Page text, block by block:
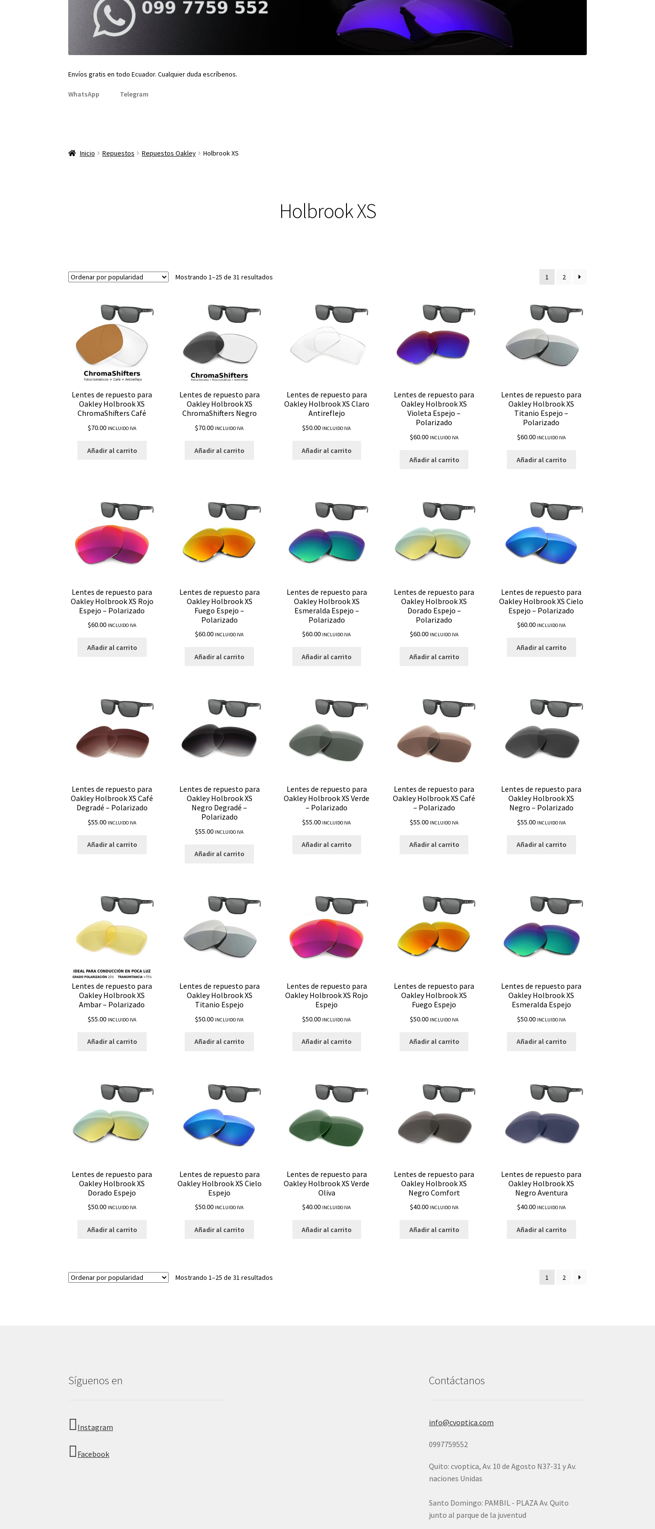
Envíos gratis en todo Ecuador. Cualquier duda escríbenos.
WhatsApp Telegram
Inicio Repuestos Repuestos Oakley Holbrook XS
Holbrook XS
Mostrando 1–25 de 31 resultados 1 2
Lentes de repuesto para
Oakley Holbrook XS
ChromaShifters Café
$70.00 INCLUIDO IVA
Añadir al carrito
Lentes de repuesto para
Oakley Holbrook XS
ChromaShifters Negro
$70.00 INCLUIDO IVA
Añadir al carrito
Lentes de repuesto para
Oakley Holbrook XS Claro
Antireflejo
$50.00 INCLUIDO IVA
Añadir al carrito
Lentes de repuesto para
Oakley Holbrook XS
Violeta Espejo –
Polarizado
$60.00 INCLUIDO IVA
Añadir al carrito
Lentes de repuesto para
Oakley Holbrook XS
Titanio Espejo –
Polarizado
$60.00 INCLUIDO IVA
Añadir al carrito
Lentes de repuesto para
Oakley Holbrook XS Rojo
Espejo – Polarizado
$60.00 INCLUIDO IVA
Añadir al carrito
Lentes de repuesto para
Oakley Holbrook XS
Fuego Espejo –
Polarizado
$60.00 INCLUIDO IVA
Añadir al carrito
Lentes de repuesto para
Oakley Holbrook XS
Esmeralda Espejo –
Polarizado
$60.00 INCLUIDO IVA
Añadir al carrito
Lentes de repuesto para
Oakley Holbrook XS
Dorado Espejo –
Polarizado
$60.00 INCLUIDO IVA
Añadir al carrito
Lentes de repuesto para
Oakley Holbrook XS Cielo
Espejo – Polarizado
$60.00 INCLUIDO IVA
Añadir al carrito
Lentes de repuesto para
Oakley Holbrook XS Café
Degradé – Polarizado
$55.00 INCLUIDO IVA
Añadir al carrito
Lentes de repuesto para
Oakley Holbrook XS
Negro Degradé –
Polarizado
$55.00 INCLUIDO IVA
Añadir al carrito
Lentes de repuesto para
Oakley Holbrook XS Verde
– Polarizado
$55.00 INCLUIDO IVA
Añadir al carrito
Lentes de repuesto para
Oakley Holbrook XS Café
– Polarizado
$55.00 INCLUIDO IVA
Añadir al carrito
Lentes de repuesto para
Oakley Holbrook XS
Negro – Polarizado
$55.00 INCLUIDO IVA
Añadir al carrito
Lentes de repuesto para
Oakley Holbrook XS
Ambar – Polarizado
$55.00 INCLUIDO IVA
Añadir al carrito
Lentes de repuesto para
Oakley Holbrook XS
Titanio Espejo
$50.00 INCLUIDO IVA
Añadir al carrito
Lentes de repuesto para
Oakley Holbrook XS Rojo
Espejo
$50.00 INCLUIDO IVA
Añadir al carrito
Lentes de repuesto para
Oakley Holbrook XS
Fuego Espejo
$50.00 INCLUIDO IVA
Añadir al carrito
Lentes de repuesto para
Oakley Holbrook XS
Esmeralda Espejo
$50.00 INCLUIDO IVA
Añadir al carrito
Lentes de repuesto para
Oakley Holbrook XS
Dorado Espejo
$50.00 INCLUIDO IVA
Añadir al carrito
Lentes de repuesto para
Oakley Holbrook XS Cielo
Espejo
$50.00 INCLUIDO IVA
Añadir al carrito
Lentes de repuesto para
Oakley Holbrook XS Verde
Oliva
$40.00 INCLUIDO IVA
Añadir al carrito
Lentes de repuesto para
Oakley Holbrook XS
Negro Comfort
$40.00 INCLUIDO IVA
Añadir al carrito
Lentes de repuesto para
Oakley Holbrook XS
Negro Aventura
$40.00 INCLUIDO IVA
Añadir al carrito
Mostrando 1–25 de 31 resultados 1 2
Síguenos en
Instagram
Facebook
Contáctanos
info@cvoptica.com
0997759552
Quito: cvoptica, Av. 10 de Agosto N37-31 y Av.
naciones Unidas
Santo Domingo: PAMBIL - PLAZA Av. Quito
junto al parque de la juventud